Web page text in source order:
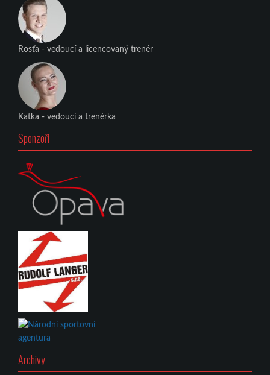
Rosťa - vedoucí a licencovaný trenér
Katka - vedoucí a trenérka
Sponzoři
Archivy